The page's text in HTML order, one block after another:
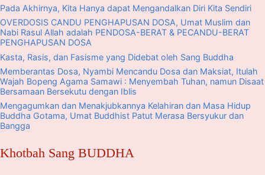
Pada Akhirnya, Kita Hanya dapat Mengandalkan Diri Kita Sendiri
OVERDOSIS CANDU PENGHAPUSAN DOSA, Umat Muslim dan
Nabi Rasul Allah adalah PENDOSA-BERAT & PECANDU-BERAT
PENGHAPUSAN DOSA
Kasta, Rasis, dan Fasisme yang Didebat oleh Sang Buddha
Memberantas Dosa, Nyambi Mencandu Dosa dan Maksiat, Itulah
Wajah Bopeng Agama Samawi : Menyembah Tuhan, namun Disaat
Bersamaan Bersekutu dengan Iblis
Mengagumkan dan Menakjubkannya Kelahiran dan Masa Hidup
Buddha Gotama, Umat Buddhist Patut Merasa Bersyukur dan
Bangga
Khotbah Sang BUDDHA